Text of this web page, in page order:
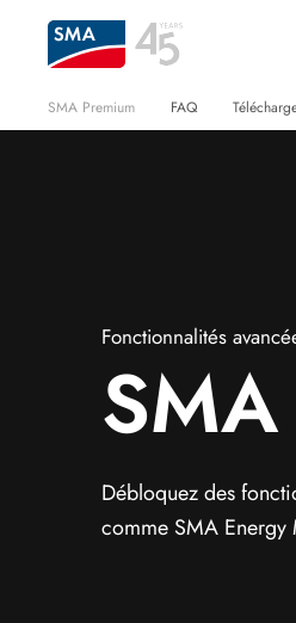
SMA Premium FAQ
Fonctionnalités
Débloquez des
comme SMA